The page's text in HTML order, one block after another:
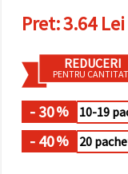
urile făcând
clic pe
toate!" Sau
să vă
indicați
selectând
un tip de
cookie -uri
Pret:3.64 Lei
REDUCERI
PENTRU
- 30% 10-19
- 40% 20